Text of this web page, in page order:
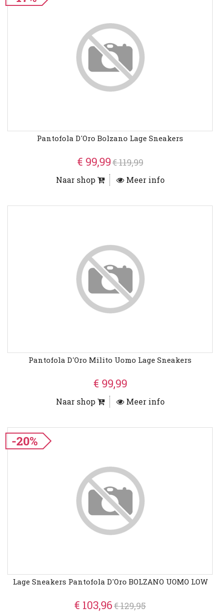
Pantofola D'Oro Bolzano Lage Sneakers
€ 99,99€ 119,99
Naar shop Meer info
Pantofola D'Oro Milito Uomo Lage Sneakers
€ 99,99
Naar shop Meer info
-20%
Lage Sneakers Pantofola D'Oro BOLZANO UOMO LOW
€ 103,96€ 129,95